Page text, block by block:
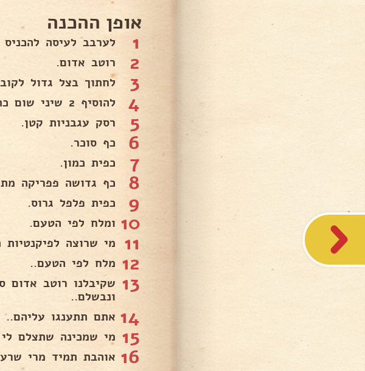
אופן ההכנה
1 לערבב לעיסה
2 רוטב אדום.
3 לחתוך בצל גדול
4 להוסיף 2 שיני שום כתוש.
5 רסק עגבניות קטן.
6 כף סוכר.
7 כפית כמון.
8 כף גדושה פפריקה
9 כפית פלפל גרוס.
10 ומלח לפי הטעם.
11 מי שרוצה
12 מלח לפי הטעם..
13 שקיבלנו רוטב אדום
ונבשלם..
14 אתם תתענגו עליהם..
15 מי שמכינה שתצלם
16 אוהבת תמיד מרי